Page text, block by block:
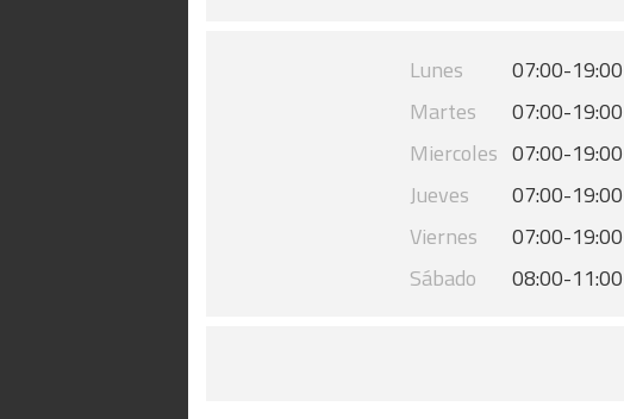
Lunes
07:00-19:00
Martes
07:00-19:00
Miercoles 07:00-19:00
Jueves
07:00-19:00
Viernes
07:00-19:00
Sábado
08:00-11:00